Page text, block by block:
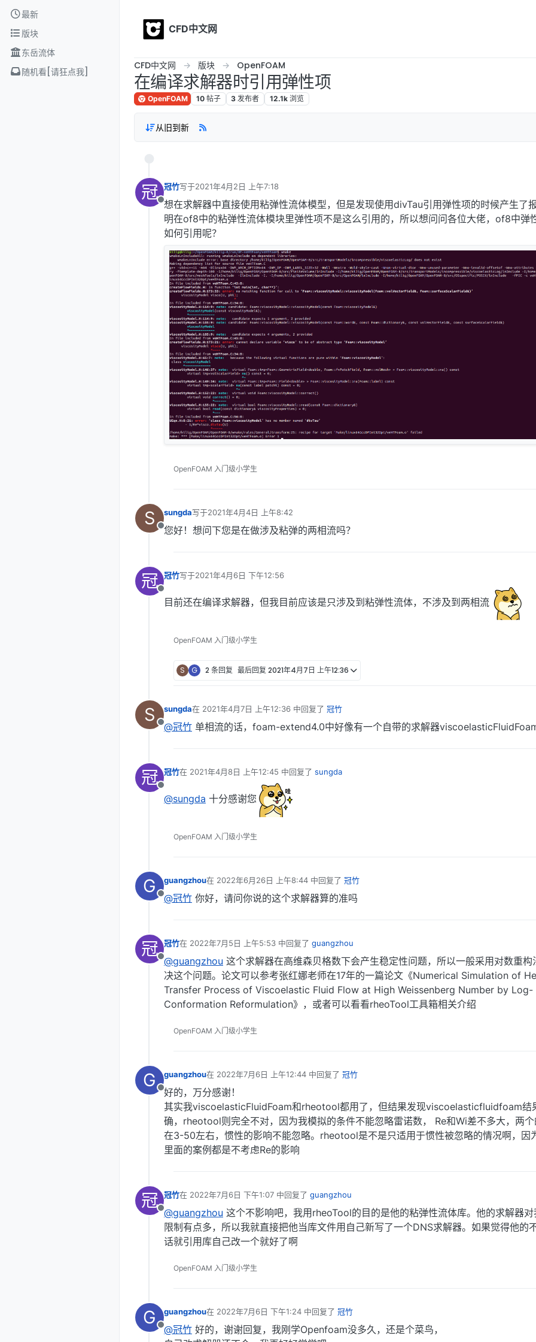
Skip to content
最新
版块
东岳流体
随机看[请狂点我]
CFD中文网
CFD中文网 版块 OpenFOAM
在编译求解器时引用弹性项
OpenFOAM 10 帖子 3 发布者 12.1k 浏览
从旧到新
冠
离线
冠竹写于2021年4月2日 上午7:18
最后由 编辑
想在求解器中直接使用粘弹性流体模型，但是发现使用divTau引用弹性项的时候产生了
明在of8中的粘弹性流体模块里弹性项不是这么引用的，所以想问问各位大佬，of8中弹
如何引用呢？
OpenFOAM 入门级小学生
S
离线
sungda写于2021年4月4日 上午8:42
最后由 编辑
您好！想问下您是在做涉及粘弹的两相流吗？
冠
离线
冠竹写于2021年4月6日 下午12:56
最后由 编辑
目前还在编译求解器，但我目前应该是只涉及到粘弹性流体，不涉及到两相流
OpenFOAM 入门级小学生
S G 2 条回复 最后回复 2021年4月7日 上午12:36
S
离线
sungda在 2021年4月7日 上午12:36 中回复了 冠竹
最后由 编辑
@冠竹 单相流的话，foam-extend4.0中好像有一个自带的求解器
冠
离线
冠竹在 2021年4月8日 上午12:45 中回复了 sungda
最后由 编辑
@sungda 十分感谢您
OpenFOAM 入门级小学生
G
离线
guangzhou在 2022年6月26日 上午8:44 中回复了 冠竹
最后由 编辑
@冠竹 你好，请问你说的这个求解器算的准吗
冠
离线
冠竹在 2022年7月5日 上午5:53 中回复了 guangzhou
最后由 编辑
@guangzhou 这个求解器在高维森贝格数下会产生稳定性问题，所以一般采用对数重构
决这个问题。论文可以参考张红娜老师在17年的一篇论文《Numerical Simulation of
Transfer Process of Viscoelastic Fluid Flow at High Weissenberg Number by Log-
Conformation Reformulation》，或者可以看看rheoTool工具箱相关介绍
OpenFOAM 入门级小学生
G
离线
guangzhou在 2022年7月6日 上午12:44 中回复了 冠竹
最后由 编辑
好的，万分感谢！
其实我viscoelasticFluidFoam和rheotool都用了，但结果发现viscoelasticfluidfoam结
确，rheotool则完全不对，因为我模拟的条件不能忽略雷诺数， Re和Wi差不多大，两
在3-50左右，惯性的影响不能忽略。rheotool是不是只适用于惯性被忽略的情况啊，因
里面的案例都是不考虑Re的影响
冠
离线
冠竹在 2022年7月6日 下午1:07 中回复了 guangzhou
最后由 编辑
@guangzhou 这个不影响吧，我用rheoTool的目的是他的粘弹性流体库。他的求解器对
限制有点多，所以我就直接把他当库文件用自己新写了一个DNS求解器。如果觉得他的
话就引用库自己改一个就好了啊
OpenFOAM 入门级小学生
G
离线
guangzhou在 2022年7月6日 下午1:24 中回复了 冠竹
最后由 编辑
@冠竹 好的，谢谢回复，我刚学Openfoam没多久，还是个菜鸟，